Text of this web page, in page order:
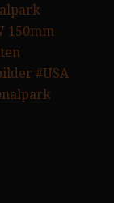
150mm
#USA